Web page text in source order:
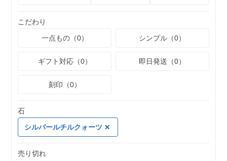
こだわり
一点もの（0）
シンプル（0）
ギフト対応（0） 即日発送（0）
刻印（0）
石
シルバールチルクォーツ
売り切れ